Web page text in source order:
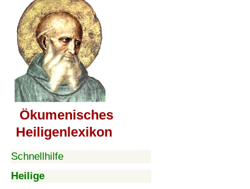
Ökumenisches
Heiligenlexikon
Schnellhilfe
Heilige